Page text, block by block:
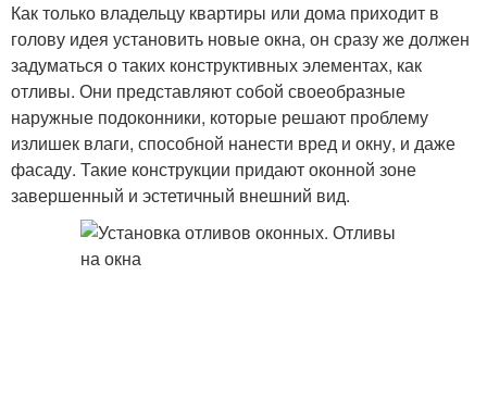
Как только владельцу квартиры или дома приходит в
голову идея установить новые окна, он сразу же должен
задуматься о таких конструктивных элементах, как
отливы. Они представляют собой своеобразные
наружные подоконники, которые решают проблему
излишек влаги, способной нанести вред и окну, и даже
фасаду. Такие конструкции придают оконной зоне
завершенный и эстетичный внешний вид.